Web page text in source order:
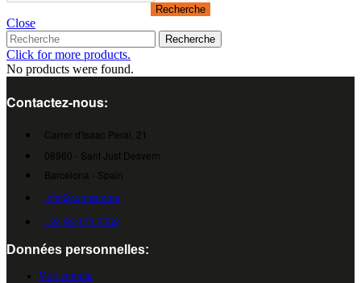
Close
Recherche
Click for more products.
No products were found.
Contactez-nous:
Carrer d'Isaac Peral, 21
08960 - Sant Just Desvern
Barcelona - Spain
info@cumsa.com
+34 93 473 2552
Données personnelles:
Mon compte